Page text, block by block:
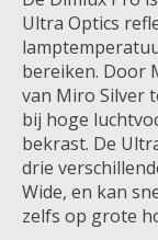
Ultra Optics
bereiken. Door
van Miro Silver
bij hoge
bekrast. De
drie
Wide, en kan
zelfs op grote